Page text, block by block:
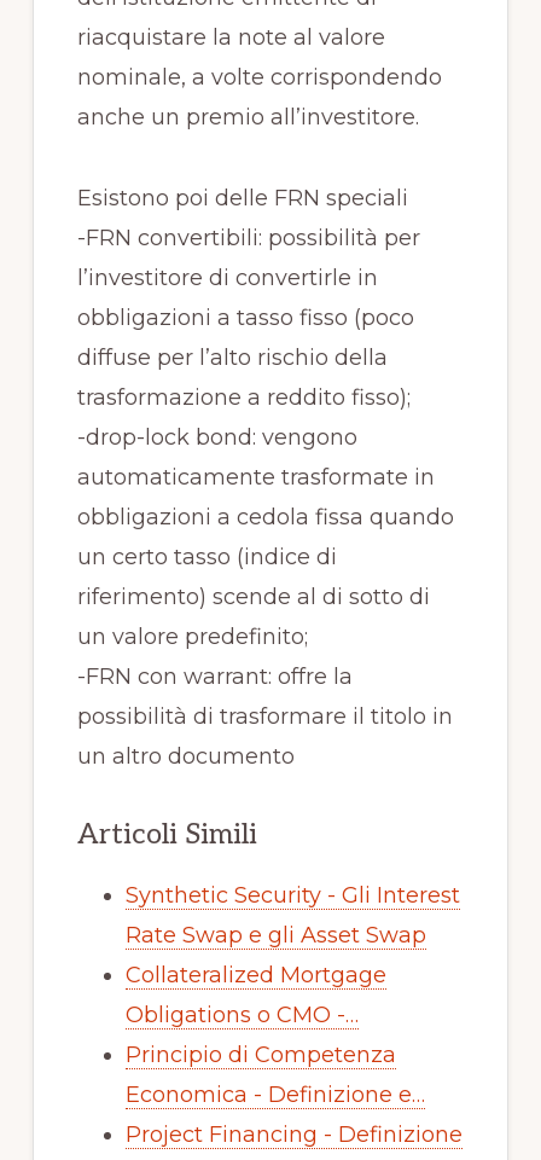
riacquistare la note al valore
nominale, a volte corrispondendo
anche un premio all’investitore.
Esistono poi delle FRN speciali
-FRN convertibili: possibilità per
l’investitore di convertirle in
obbligazioni a tasso fisso (poco
diffuse per l’alto rischio della
trasformazione a reddito fisso);
-drop-lock bond: vengono
automaticamente trasformate in
obbligazioni a cedola fissa quando
un certo tasso (indice di
riferimento) scende al di sotto di
un valore predefinito;
-FRN con warrant: offre la
possibilità di trasformare il titolo in
un altro documento
Articoli Simili
Synthetic Security - Gli Interest
Rate Swap e gli Asset Swap
Collateralized Mortgage
Obligations o CMO -…
Principio di Competenza
Economica - Definizione e…
Project Financing - Definizione